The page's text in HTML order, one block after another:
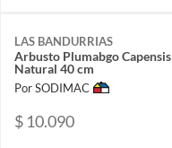
LAS BANDURRIAS
Arbusto Plumabgo Capensis
Natural 40 cm
Por SODIMAC
$ 10.090